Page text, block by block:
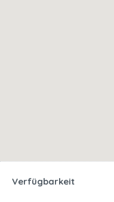
Verfügbarkeit